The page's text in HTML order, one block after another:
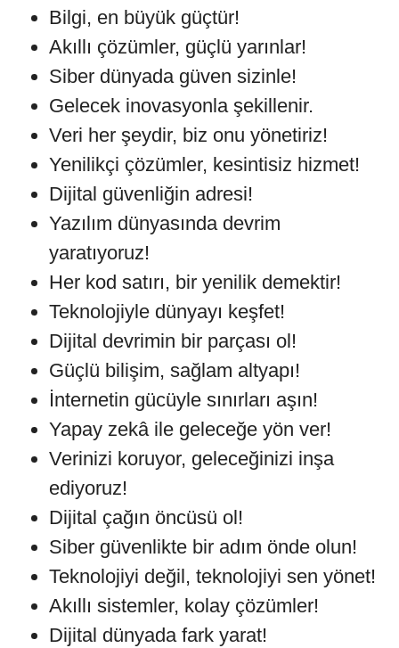
Bilgi, en büyük güçtür!
Akıllı çözümler, güçlü yarınlar!
Siber dünyada güven sizinle!
Gelecek inovasyonla şekillenir.
Veri her şeydir, biz onu yönetiriz!
Yenilikçi çözümler, kesintisiz hizmet!
Dijital güvenliğin adresi!
Yazılım dünyasında devrim
yaratıyoruz!
Her kod satırı, bir yenilik demektir!
Teknolojiyle dünyayı keşfet!
Dijital devrimin bir parçası ol!
Güçlü bilişim, sağlam altyapı!
İnternetin gücüyle sınırları aşın!
Yapay zekâ ile geleceğe yön ver!
Verinizi koruyor, geleceğinizi inşa
ediyoruz!
Dijital çağın öncüsü ol!
Siber güvenlikte bir adım önde olun!
Teknolojiyi değil, teknolojiyi sen yönet!
Akıllı sistemler, kolay çözümler!
Dijital dünyada fark yarat!